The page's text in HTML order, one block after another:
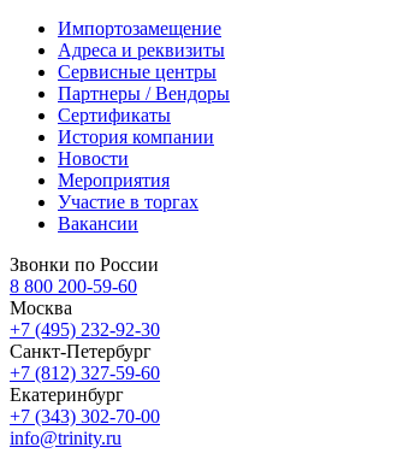
Импортозамещение
Адреса и реквизиты
Сервисные центры
Партнеры / Вендоры
Сертификаты
История компании
Новости
Мероприятия
Участие в торгах
Вакансии
Звонки по России
8 800 200-59-60
Москва
+7 (495) 232-92-30
Санкт-Петербург
+7 (812) 327-59-60
Екатеринбург
+7 (343) 302-70-00
info@trinity.ru